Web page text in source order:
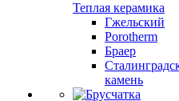
Теплая керамика
Гжельский
Porotherm
Браер
камень